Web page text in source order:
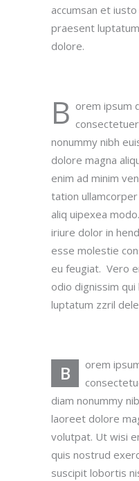
accumsan et
praesent
dolore.
B orem ipsum
nonummy nibh
dolore magna
enim ad minim
tation
aliq uipexea
iriure dolor in
esse molestie
eu feugiat. Vero
odio dignissim
luptatum zzril
B
orem
diam nonummy
laoreet dolore
volutpat. Ut wisi
quis nostrud
suscipit lobortis